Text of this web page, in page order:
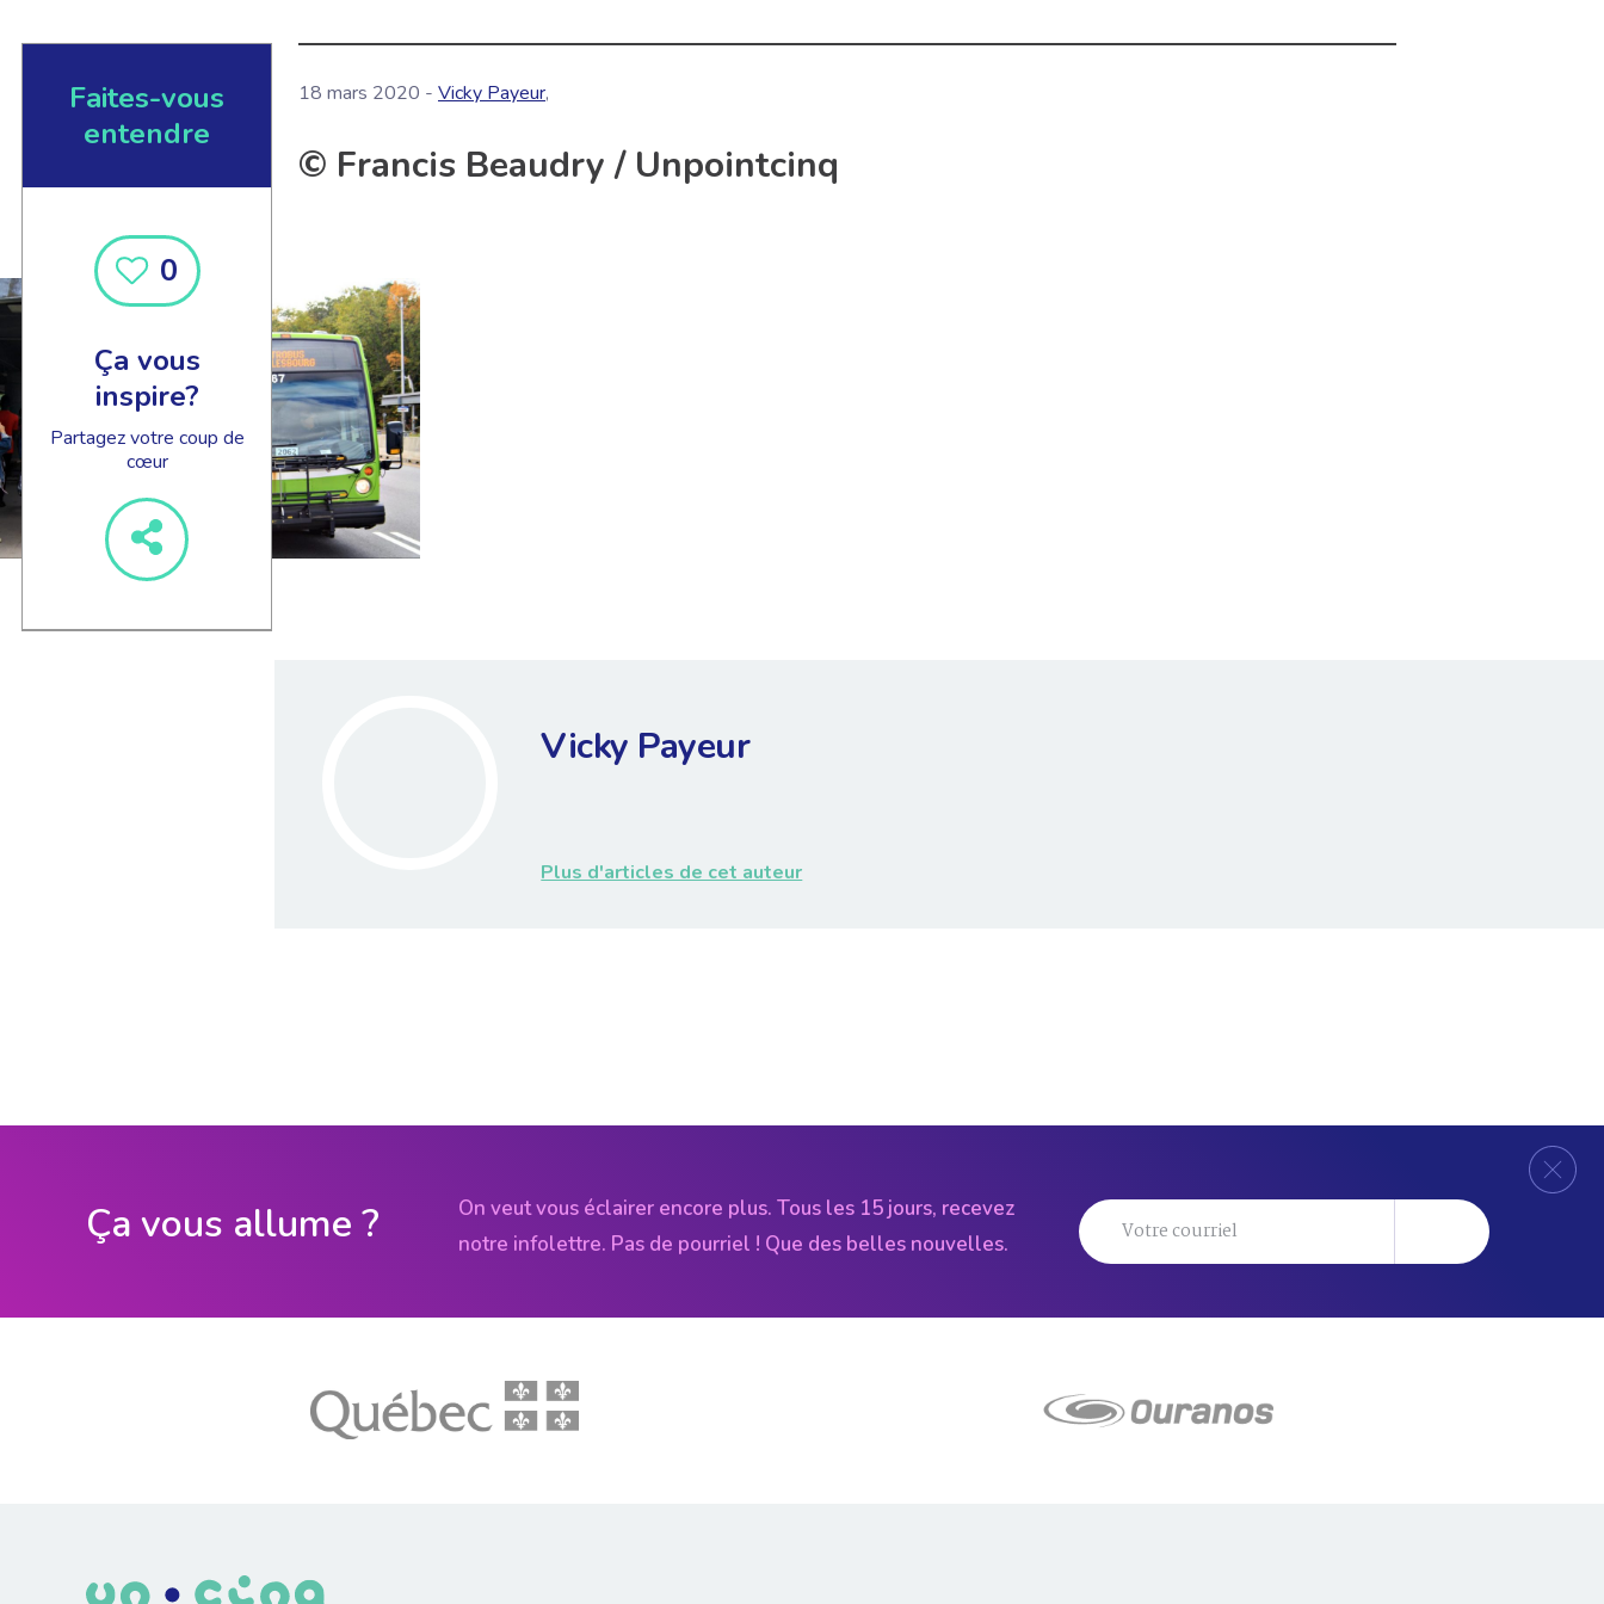
Faites-vous
entendre
0
Ça vous
inspire?
Partagez votre coup de
cœur
18 mars 2020 - Vicky Payeur,
© Francis Beaudry / Unpointcinq
Vicky Payeur
Plus d'articles de cet auteur
Ça vous allume ?
On veut vous éclairer encore plus. Tous les 15 jours, recevez
notre infolettre. Pas de pourriel ! Que des belles nouvelles.